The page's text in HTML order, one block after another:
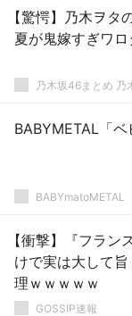
【驚愕】乃木ヲ
夏が鬼嫁すぎワ
乃木坂46まとめ 乃
BABYMETAL「ベ
BABYmatoMETAL
【衝撃】『フラ
けで実は大して
理ｗｗｗｗｗ
GOSSIP速報